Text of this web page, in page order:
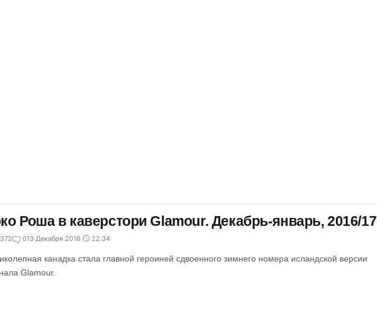
Роша в каверстори Glamour. Декабрь-январь, 2016/17
013 Декабря 2016 22:34
канадка стала главной героиней сдвоенного зимнего номера исландской версии
Glamour.